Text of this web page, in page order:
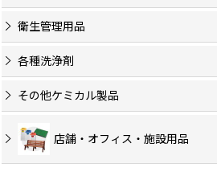
衛生管理用品
各種洗浄剤
その他ケミカル製品
店舗・オフィス・施設用品